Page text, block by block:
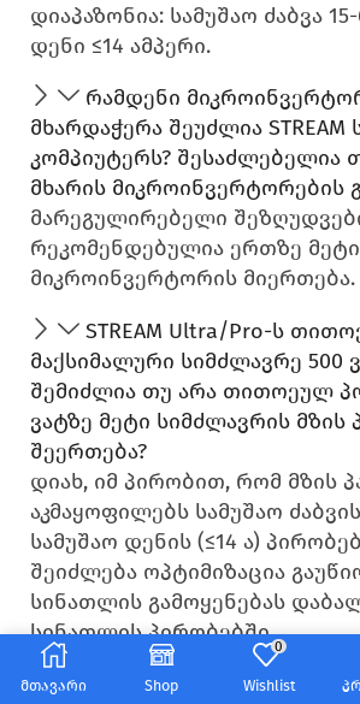
დიაპაზონია: სამუშაო ძაბვა
დენი ≤14 ამპერი.
რამდენი
მხარდაჭერა შეუძლია STREAM
კომპიუტერს? შესაძლებელია
მხარის მიკროინვერტორების
მარეგულირებელი
რეკომენდებულია ერთზე მეტი
მიკროინვერტორის მიერთება.
STREAM Ultra/Pro-ს
მაქსიმალური სიმძლავრე 500
შემიძლია თუ არა თითოეულ
ვატზე მეტი სიმძლავრის მზის
შეერთება?
დიახ, იმ პირობით, რომ მზის
აკმაყოფილებს სამუშაო
სამუშაო დენის (≤14 ა)
შეიძლება ოპტიმიზაცია
სინათლის გამოყენებას
სინათლის პირობებში.
თუ STREAM სისტემაში
მთავარი Shop
0
Wishlist